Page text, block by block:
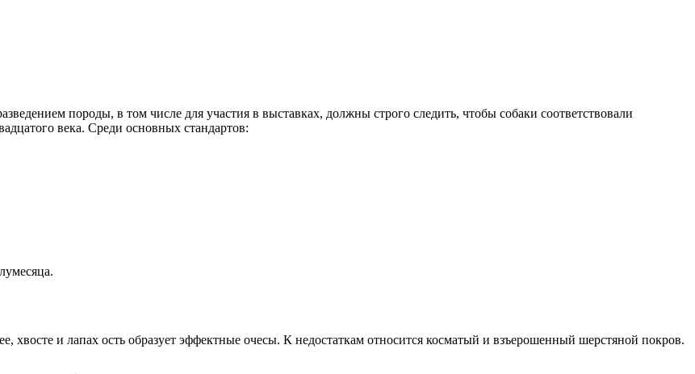
породы, в том числе для участия в выставках, должны строго следить, чтобы собаки соответствовали
века. Среди основных стандартов:
и лапах ость образует эффектные очесы. К недостаткам относится косматый и взъерошенный шерстяной покров.